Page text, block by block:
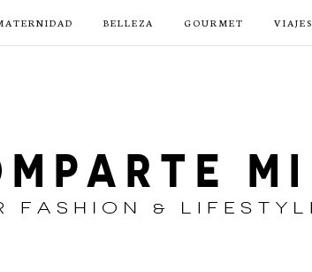
BELLEZA GOURMET VIAJES